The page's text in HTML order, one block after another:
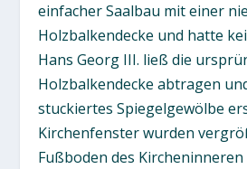
einfacher Saalbau mit einer
Holzbalkendecke und hatte
Hans Georg III. ließ die
Holzbalkendecke abtragen
stuckiertes Spiegelgewölbe
Kirchenfenster wurden
Fußboden des Kircheninneren